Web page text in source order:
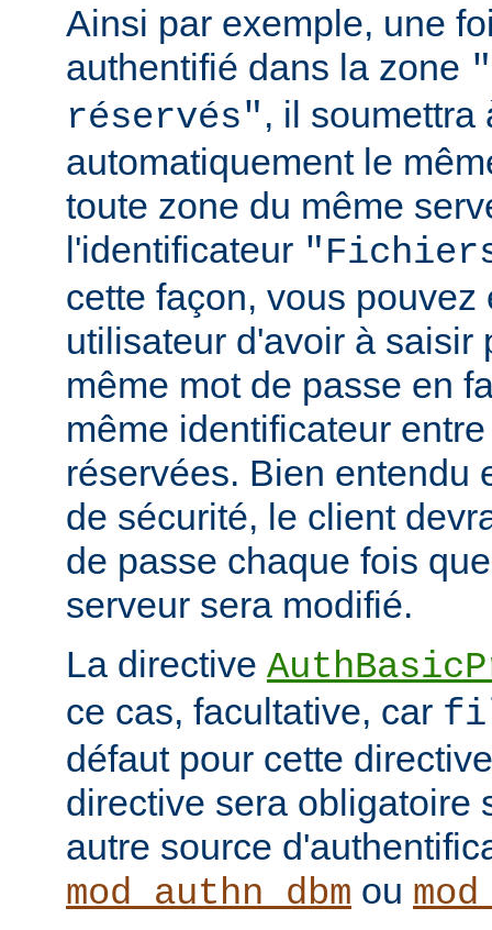
Ainsi par exemple, une
authentifié dans la zone
réservés", il soumettra
automatiquement le
toute zone du même
l'identificateur
cette façon, vous pouvez
utilisateur d'avoir à saisir
même mot de passe en
même identificateur
réservées. Bien entendu
de sécurité, le client
de passe chaque fois
serveur sera modifié.
La directive
ce cas, facultative, car
défaut pour cette
directive sera obligatoire
autre source
mod_authn_dbm ou